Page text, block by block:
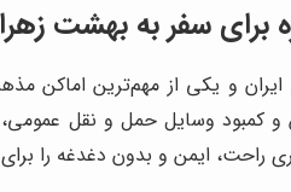
سفر به بهشت زهرا
و یکی از مهم‌ترین اماکن
کمبود وسایل حمل و نقل
راحت، ایمن و بدون دغدغه را